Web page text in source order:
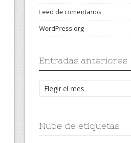
Feed de comentarios
WordPress.org
Entradas anteriores
Entradas
anteriores
Nube de etiquetas